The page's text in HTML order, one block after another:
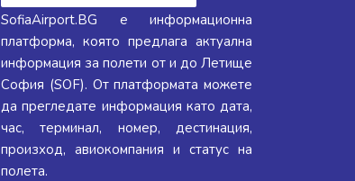
SofiaAirport.BG е информационна
платформа, която предлага актуална
информация за полети от и до Летище
София (SOF). От платформата можете
да прегледате информация като дата,
час, терминал, номер, дестинация,
произход, авиокомпания и статус на
полета.